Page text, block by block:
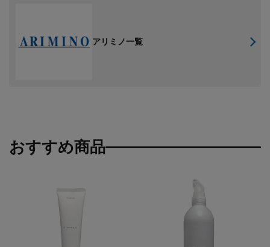
アリミノ一覧
おすすめ商品